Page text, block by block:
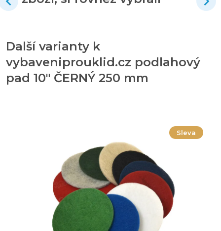
Další varianty k
vybaveniprouklid.cz podlahový
pad 10" ČERNÝ 250 mm
Sleva